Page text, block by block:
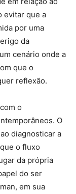
evitar que a
por uma
da
cenário onde a
que o
reflexão.
o
O
diagnosticar a
o fluxo
da própria
do ser
em sua